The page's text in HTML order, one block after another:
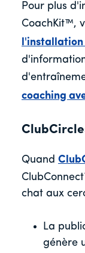
Pour plus
CoachKit™,
l'installation
coaching
Quand
chat aux
La
génère